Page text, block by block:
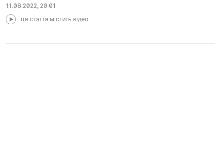
11.08.2022, 20:01
ця стаття містить відео